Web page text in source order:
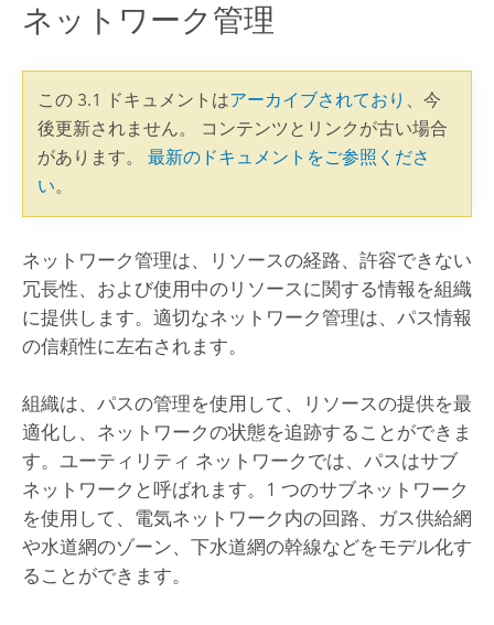
ネットワーク管理
この 3.1 ドキュメントはアーカイブされており 、今
後更新されません。 コンテンツとリンクが古い場合
があります。 最新のドキュメントをご参照くださ
い。
ネットワーク管理は、リソースの経路、許容できない
冗長性、および使用中のリソースに関する情報を組織
に提供します。適切なネットワーク管理は、パス情報
の信頼性に左右されます。
組織は、パスの管理を使用して、リソースの提供を最
適化し、ネットワークの状態を追跡することができま
す。ユーティリティ ネットワークでは、パスはサブ
ネットワークと呼ばれます。1 つのサブネットワーク
を使用して、電気ネットワーク内の回路、ガス供給網
や水道網のゾーン、下水道網の幹線などをモデル化す
ることができます。